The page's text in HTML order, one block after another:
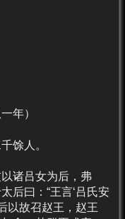
年）
馀人。
诸吕女为后，弗
后曰：“王言‘吕氏安
以故召赵王，赵王